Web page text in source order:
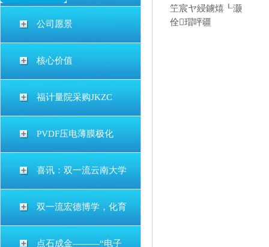
公司愿景
核心价值
福计量院采购JKZC
PVDF压电薄膜极化
喜讯：双一流云南大学
双一流宏德博学，化育
点石成金———“电子
笁宸ヤ綅鐪熺┖灏
佺瑁呯疆